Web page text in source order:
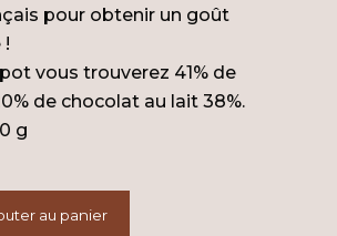
pour obtenir un goût
!
vous trouverez 41% de
de chocolat au lait 38%.
g
au panier